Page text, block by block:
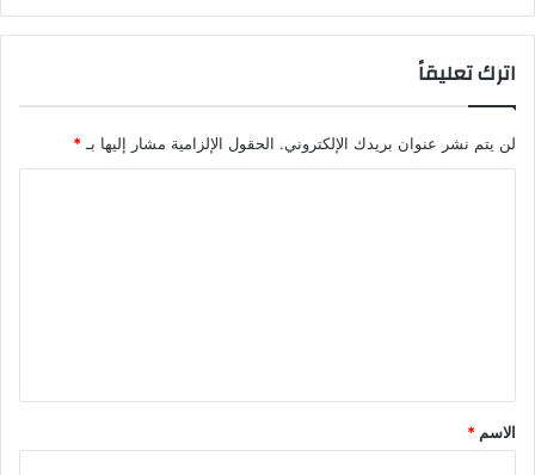
اترك تعليقاً
لن يتم نشر عنوان بريدك الإلكتروني. الحقول الإلزامية مشار إليها بـ *
ق
*
الاسم *